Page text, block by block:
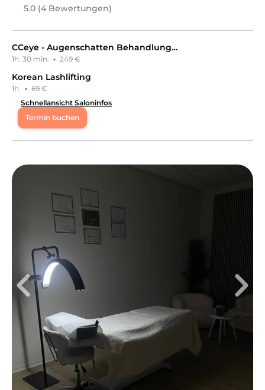
5.0 (4 Bewertungen)
CCeye - Augenschatten Behandlung kosmetisch
1h. 30 min. · 249 €
Korean Lashlifting
1h. · 69 €
Schnellansicht Saloninfos
Termin buchen
Mo 09:00 - 15:30 , 17:30 - 20:00
Di
09:00 - 15:00
09:00 - 11:00
08:30 - 12:00
Sa 12:00 - 15:00
Ein ruhiges, modernes Studio für natürlich schöne
Ergebnisse. In meinem privaten Home-Studio erwartet
Sie eine entspannte Atmosphäre, in der Ihre Haut und
Ihr Wohlbefinden im Mittelpunkt stehen. Ich bin
spezialisiert auf sanfte Augenschatten-Behandlungen
sowie moderne Hautverjüngungs- und Skin
Treatments. Dazu gehören unter anderem